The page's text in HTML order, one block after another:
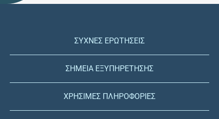
ΣΥΧΝΕΣ ΕΡΩΤΗΣΕΙΣ
ΣΗΜΕΙΑ ΕΞΥΠΗΡΕΤΗΣΗΣ
ΧΡΗΣΙΜΕΣ ΠΛΗΡΟΦΟΡΙΕΣ